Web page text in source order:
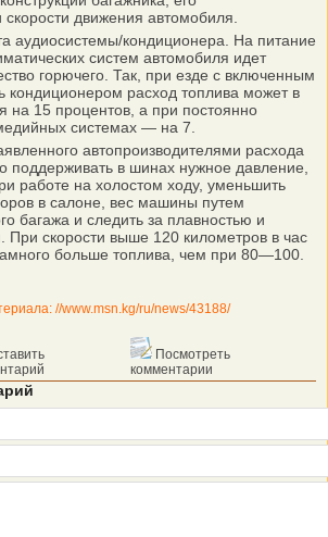
движения автомобиля.
аудиосистемы/кондиционера. На питание
систем автомобиля идет
горючего. Так, при езде с включенным
расход топлива может в
на 15 процентов, а при постоянно
системах — на 7.
автопроизводителями расхода
поддерживать в шинах нужное давление,
работе на холостом ходу, уменьшить
в салоне, вес машины путем
багажа и следить за плавностью и
При скорости выше 120 километров в час
больше топлива, чем при 80—100.
//www.msn.kg/ru/news/43188/
Посмотреть
комментарии